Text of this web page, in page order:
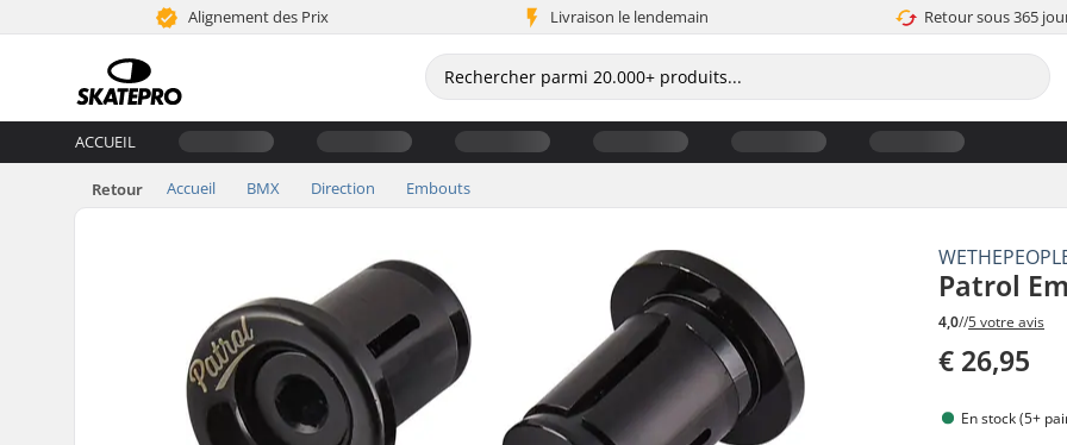
Alignement des Prix Livraison le lendemain Retour sous 365
ACCUEIL
Retour Accueil BMX Direction Embouts
Patrol
4,0//5 votre avis
€ 26,95
En stock (5+